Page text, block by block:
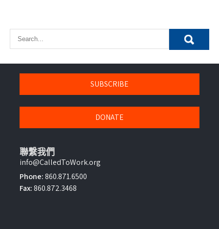
SUBSCRIBE
DONATE
聯繫我們
info@CalledToWork.org
Phone:860.871.6500
Fax:860.872.3468